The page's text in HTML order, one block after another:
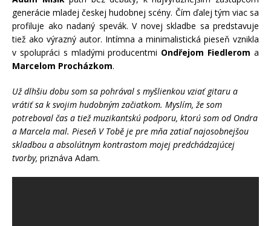
generácie mladej českej hudobnej scény. Čím ďalej tým viac sa
profiluje ako nadaný spevák. V novej skladbe sa predstavuje
tiež ako výrazný autor. Intímna a minimalistická pieseň vznikla
v spolupráci s mladými producentmi Ondřejom Fiedlerom a
Marcelom Procházkom.
Už dlhšiu dobu som sa pohrával s myšlienkou vziať gitaru a
vrátiť sa k svojim hudobným začiatkom. Myslím, že som
potreboval čas a tiež muzikantskú podporu, ktorú som od Ondra
a Marcela mal. Pieseň V Tobě je pre mňa zatiaľ najosobnejšou
skladbou a absolútnym kontrastom mojej predchádzajúcej
tvorby, priznáva Adam.